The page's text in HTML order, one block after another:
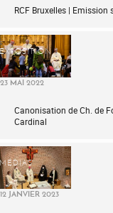
RCF Bruxelles |
EXPOSITION
23 MAI 2022
Canonisation de Ch. de
Cardinal
MÉDIAS
12 JANVIER 2023